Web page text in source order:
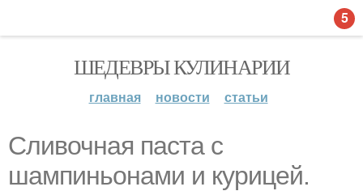
ШЕДЕВРЫ КУЛИНАРИИ
главная новости статьи
Сливочная паста с
шампиньонами и курицей.
5